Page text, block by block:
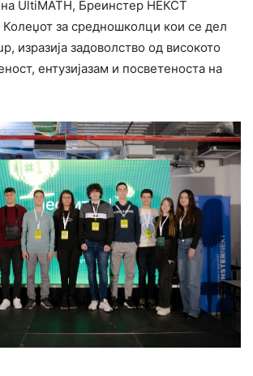
на UltiMATH, Бреинстер НЕКСТ
Колеџот за средношколци кои се дел
изразија задоволство од високото
ентузијазам и посветеноста на